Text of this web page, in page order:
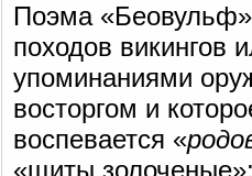
Поэма
походов викингов
упоминаниями
восторгом и
воспевается «
«щиты